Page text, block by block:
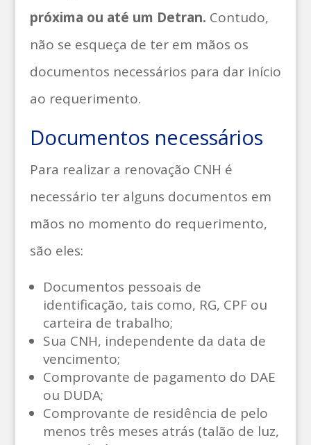
próxima ou até um Detran. Contudo,
não se esqueça de ter em mãos os
documentos necessários para dar início
ao requerimento.
Documentos necessários
Para realizar a renovação CNH é
necessário ter alguns documentos em
mãos no momento do requerimento,
são eles:
Documentos pessoais de
identificação, tais como, RG, CPF ou
carteira de trabalho;
Sua CNH, independente da data de
vencimento;
Comprovante de pagamento do DAE
ou DUDA;
Comprovante de residência de pelo
menos três meses atrás (talão de luz,